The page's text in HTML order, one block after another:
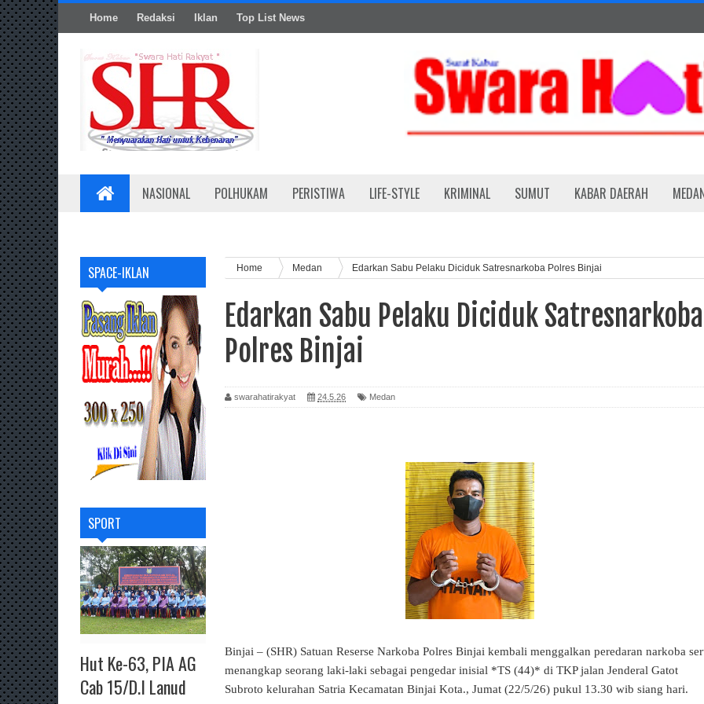
Home Redaksi Iklan Top List News
NASIONAL POLHUKAM PERISTIWA LIFE-STYLE KRIMINAL SUMUT KABAR DAERAH
SPACE-IKLAN
SPORT
Hut Ke-63, PIA AG
Cab 15/D.I Lanud
Home Medan Edarkan Sabu Pelaku Diciduk Satresnarkoba Polres Binjai
Edarkan Sabu Pelaku Diciduk Satresnarkoba
Polres Binjai
swarahatirakyat 24.5.26 Medan
Binjai – (SHR) Satuan Reserse Narkoba Polres Binjai kembali menggalkan peredaran narkoba
menangkap seorang laki-laki sebagai pengedar inisial *TS (44)* di TKP jalan Jenderal Gatot
Subroto kelurahan Satria Kecamatan Binjai Kota., Jumat (22/5/26) pukul 13.30 wib siang hari.